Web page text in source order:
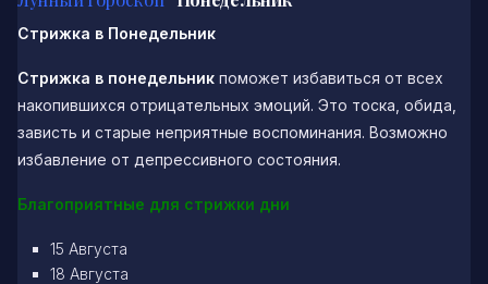
Стрижка в Понедельник
Стрижка в понедельник поможет избавиться от всех
накопившихся отрицательных эмоций. Это тоска, обида,
зависть и старые неприятные воспоминания. Возможно
избавление от депрессивного состояния.
Благоприятные для стрижки дни
15 Августа
18 Августа